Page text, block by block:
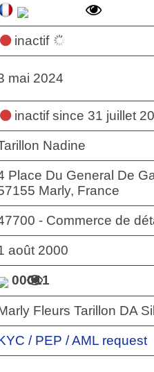
inactif
mai 2024
inactifsince 31 juillet
Nadine
Place Du General De
Marly, France
- Commerce de
août 2000
00011
Fleurs Tarillon DA
/ PEP / AML request